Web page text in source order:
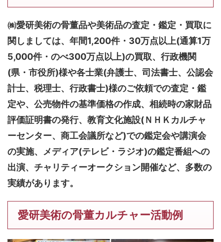
㈱愛研美術の骨董品や美術品の査定・鑑定・買取に
関しましては、 年間1,200件・30万点以上(通算1万
5,000件・のべ300万点以上)の買取、行政機関
(県・市役所)様や各士業(弁護士、司法書士、公認会
計士、税理士、行政書士)様のご依頼での査定・鑑
定や、公売物件の基準価格の作成、相続時の家財品
評価証明書の発行、教育文化施設(ＮＨＫカルチャ
ーセンター、商工会議所など)での鑑定会や講演会
の実施、メディア(テレビ・ラジオ)の鑑定番組への
出演、チャリティーオークション開催など、多数の
実績があります。
愛研美術の骨董カルチャー活動例